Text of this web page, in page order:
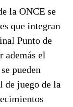
la ONCE se
que integran
Punto de
además el
pueden
de juego de la